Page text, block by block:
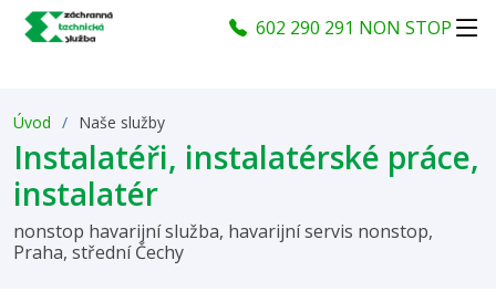
602 290 291 NON STOP
Úvod Naše služby
Instalatéři, instalatérské práce,
instalatér
nonstop havarijní služba, havarijní servis nonstop,
Praha, střední Čechy